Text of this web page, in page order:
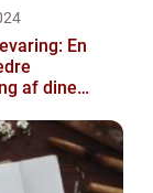
En
af dine